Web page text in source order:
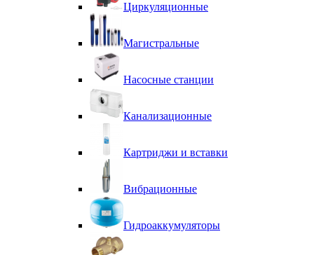
Циркуляционные
Магистральные
Насосные станции
Канализационные
Картриджи и вставки
Вибрационные
Гидроаккумуляторы